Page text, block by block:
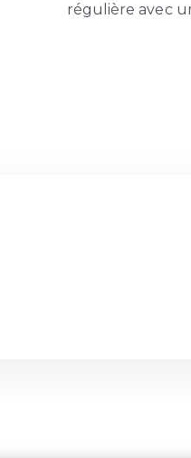
régulière avec